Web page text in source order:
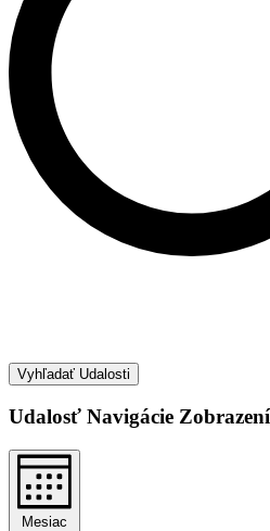
Vyhľadať Udalosti
Udalosť Navigácie Zobrazení
Mesiac